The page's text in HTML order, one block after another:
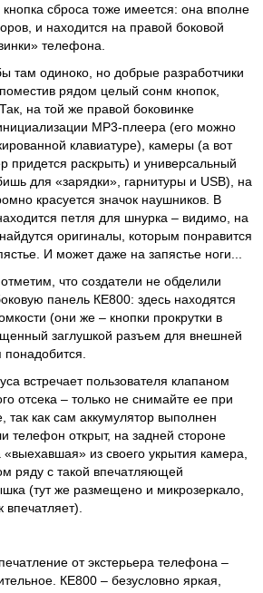
сброса тоже имеется: она вполне
и находится на правой боковой
телефона.
там одиноко, но добрые разработчики
рядом целый сонм кнопок,
на той же правой боковинке
МР3-плеера (его можно
клавиатуре), камеры (а вот
придется раскрыть) и универсальный
для «зарядки», гарнитуры и USB), на
красуется значок наушников. В
петля для шнурка – видимо, на
оригиналы, которым понравится
И может даже на запястье ноги...
что создатели не обделили
панель КЕ800: здесь находятся
(они же – кнопки прокрутки в
заглушкой разъем для внешней
встречает пользователя клапаном
отсека – только не снимайте ее при
как сам аккумулятор выполнен
телефон открыт, на задней стороне
из своего укрытия камера,
ряду с такой впечатляющей
(тут же размещено и микрозеркало,
от экстерьера телефона –
КЕ800 – безусловно яркая,